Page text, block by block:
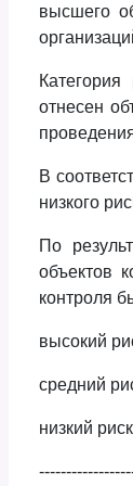
высшего
отнесен
В
низкого
По
объектов
контроля
высокий
средний
низкий